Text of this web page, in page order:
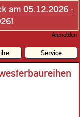
am 05.12.2026 -
Anmelden
Service